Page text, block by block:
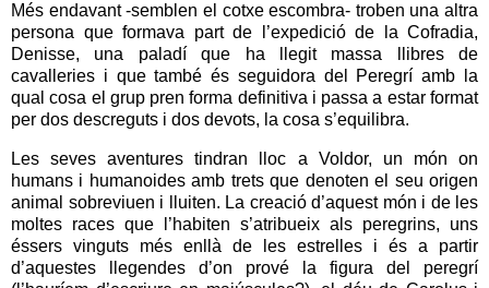
Més endavant -semblen el cotxe escombra- troben una altra
persona que formava part de l’expedició de la Cofradia,
Denisse, una paladí que ha llegit massa llibres de
cavalleries i que també és seguidora del Peregrí amb la
qual cosa el grup pren forma definitiva i passa a estar format
per dos descreguts i dos devots, la cosa s’equilibra.
Les seves aventures tindran lloc a Voldor, un món on
humans i humanoides amb trets que denoten el seu origen
animal sobreviuen i lluiten. La creació d’aquest món i de les
moltes races que l’habiten s’atribueix als peregrins, uns
éssers vinguts més enllà de les estrelles i és a partir
d’aquestes llegendes d’on prové la figura del peregrí